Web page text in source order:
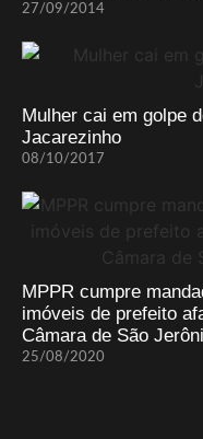
27/09/2014
Mulher cai em golpe
Jacarezinho
08/10/2017
MPPR cumpre
imóveis de prefeito
Câmara de São
25/08/2020